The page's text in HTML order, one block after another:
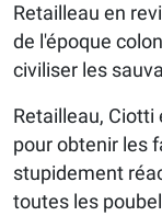
Retailleau en
de l'époque
civiliser les
Retailleau,
pour obtenir les
stupidement
toutes les